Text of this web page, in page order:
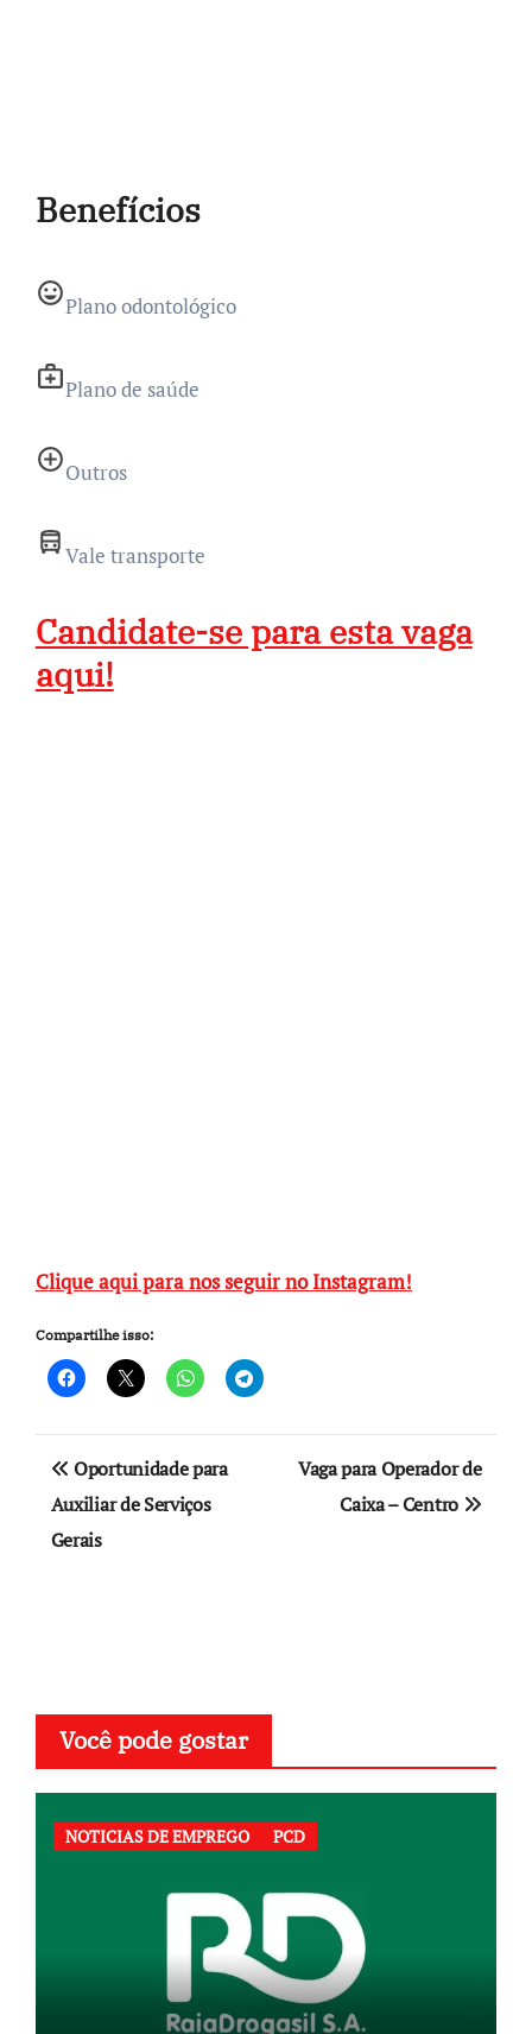
Benefícios
Plano odontológico
Plano de saúde
Outros
Vale transporte
Candidate-se para esta vaga
aqui!
Clique aqui para nos seguir no Instagram!
Compartilhe isso:
Navegação
de
Post
Oportunidade para
Auxiliar de Serviços
Gerais
Vaga para Operador de
Caixa – Centro
Você pode gostar
NOTICIAS DE EMPREGO PCD